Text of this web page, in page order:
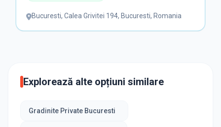
Bucuresti, Calea Grivitei 194, Bucuresti, Romania
Explorează alte opțiuni similare
Gradinite Private Bucuresti